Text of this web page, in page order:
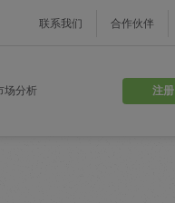
联系我们 合作伙伴
场分析 注册